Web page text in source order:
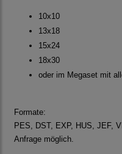
10x10
13x18
15x24
18x30
oder im Megaset mit
Formate:
PES, DST, EXP, HUS, JEF,
Anfrage möglich.